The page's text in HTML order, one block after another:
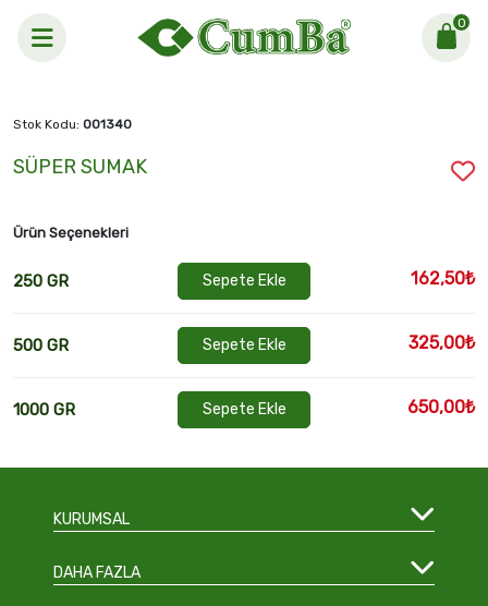
0
SÜPER SUMAK
Stok Kodu: 001340
SÜPER SUMAK
Ürün Seçenekleri
250 GR Sepete Ekle 162,50₺
500 GR Sepete Ekle 325,00₺
1000 GR Sepete Ekle 650,00₺
KURUMSAL
DAHA FAZLA